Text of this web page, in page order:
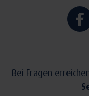
Bei Fragen